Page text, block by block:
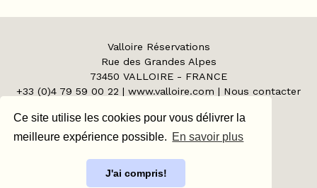
Ce site utilise les cookies pour vous délivrer la
meilleure expérience possible. En savoir plus
J'ai compris!
Valloire Réservations
Rue des Grandes Alpes
73450 VALLOIRE - FRANCE
+33 (0)4 79 59 00 22 | www.valloire.com | Nous contacter
Agence de voyage N°IM073110008
Code APE 633Z - Agrée SNAV.
Espace Tour Operator